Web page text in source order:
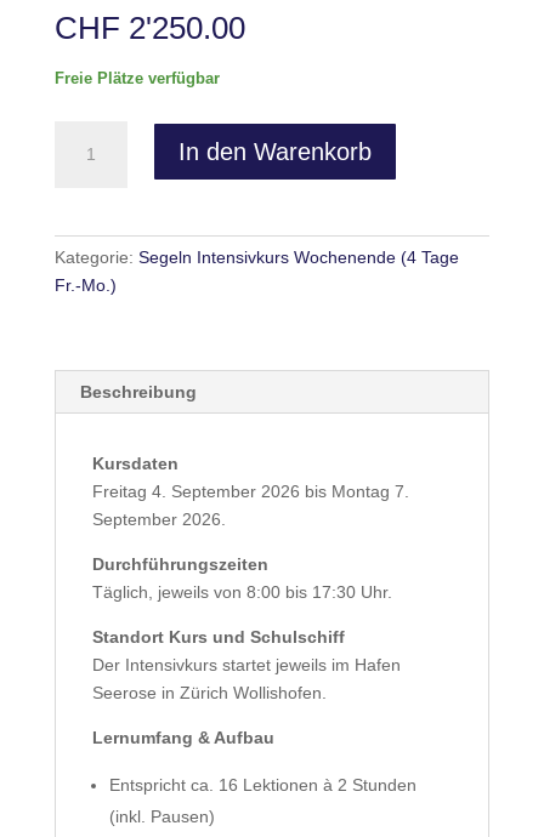
CHF 2'250.00
Freie Plätze verfügbar
Intensivkurs
Wochenende
September
2026
In den Warenkorb
Kategorie: Segeln Intensivkurs Wochenende (4 Tage
Fr.-Mo.)
Beschreibung
Kursdaten
Freitag 4. September 2026 bis Montag 7.
September 2026.
Durchführungszeiten
Täglich, jeweils von 8:00 bis 17:30 Uhr.
Standort Kurs und Schulschiff
Der Intensivkurs startet jeweils im Hafen
Seerose in Zürich Wollishofen.
Lernumfang & Aufbau
Entspricht ca. 16 Lektionen à 2 Stunden
(inkl. Pausen)